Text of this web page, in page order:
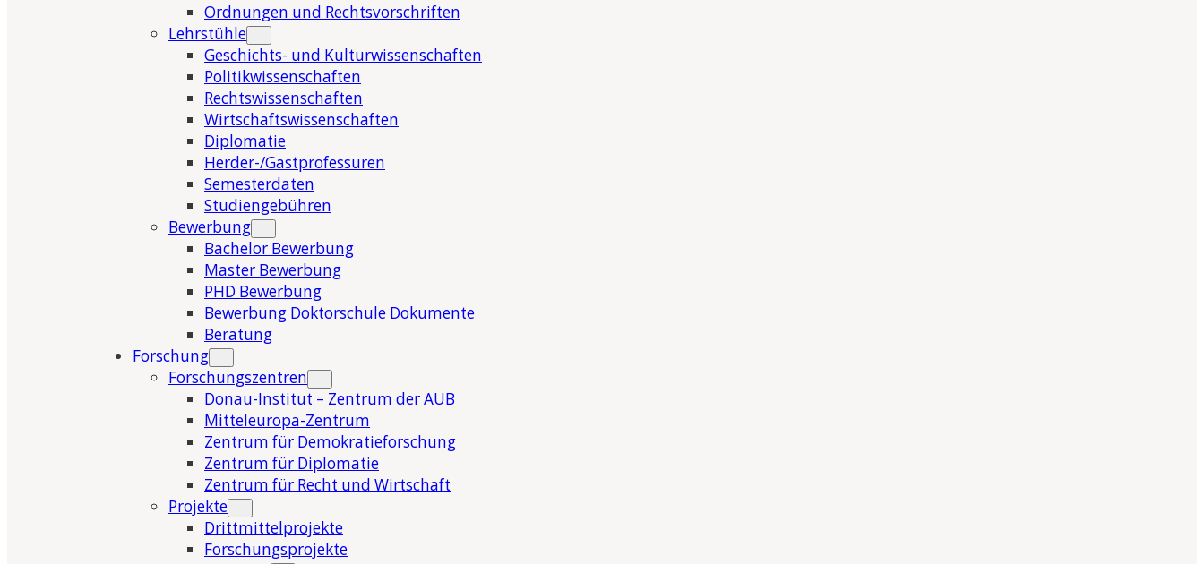
Ordnungen und Rechtsvorschriften
Lehrstühle
Geschichts- und Kulturwissenschaften
Politikwissenschaften
Rechtswissenschaften
Wirtschaftswissenschaften
Diplomatie
Herder-/Gastprofessuren
Semesterdaten
Studiengebühren
Bewerbung
Bachelor Bewerbung
Master Bewerbung
PHD Bewerbung
Bewerbung Doktorschule Dokumente
Beratung
Forschung
Forschungszentren
Donau-Institut – Zentrum der AUB
Mitteleuropa-Zentrum
Zentrum für Demokratieforschung
Zentrum für Diplomatie
Zentrum für Recht und Wirtschaft
Projekte
Drittmittelprojekte
Forschungsprojekte